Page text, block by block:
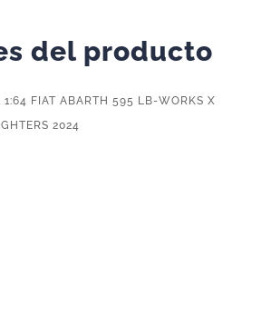
del producto
FIAT ABARTH 595 LB-WORKS X
2024